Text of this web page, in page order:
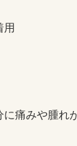
用
痛みや腫れ